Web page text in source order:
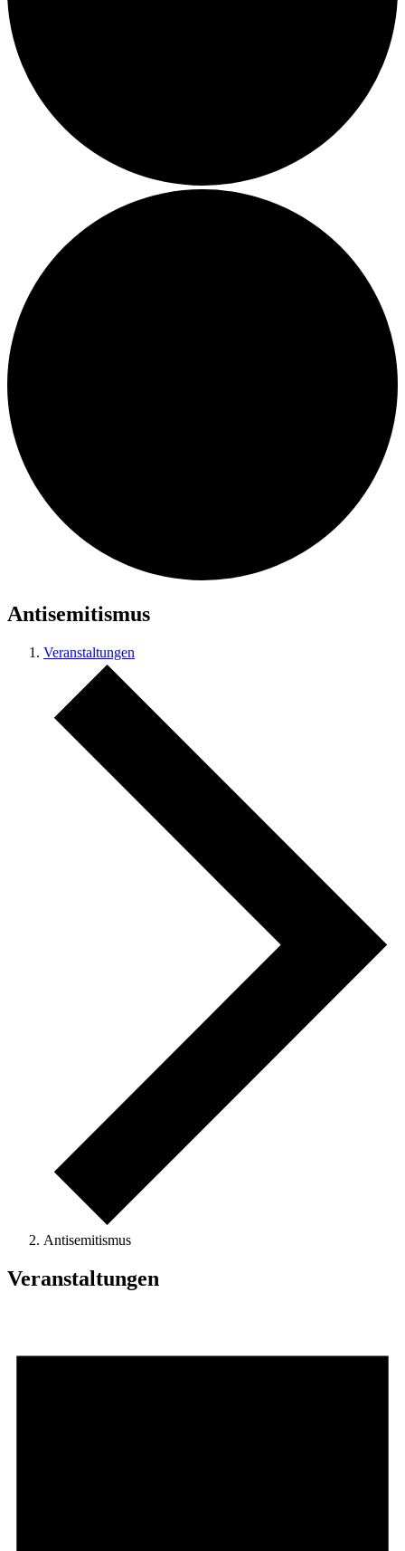
Antisemitismus
Veranstaltungen
Antisemitismus
Veranstaltungen